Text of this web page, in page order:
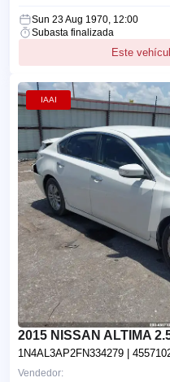
Sun 23 Aug 1970, 12:00
Subasta finalizada
Este
IAAI
2015 NISSAN ALTIMA
1N4AL3AP2FN334279 |
Vendedor: